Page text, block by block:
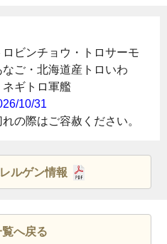
ビンチョウ・トロサーモ
ご・北海道産トロいわ
ネギトロ軍艦
10/31
の際はご容赦ください。
ルゲン情報
へ戻る